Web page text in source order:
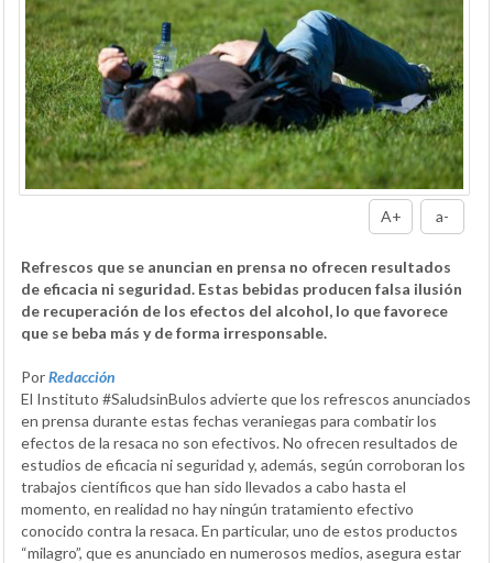
A+ a-
Refrescos que se anuncian en prensa no ofrecen resultados
de eficacia ni seguridad. Estas bebidas producen falsa ilusión
de recuperación de los efectos del alcohol, lo que favorece
que se beba más y de forma irresponsable.
PorRedacción
El Instituto #SaludsinBulos advierte que los refrescos anunciados
en prensa durante estas fechas veraniegas para combatir los
efectos de la resaca no son efectivos. No ofrecen resultados de
estudios de eficacia ni seguridad y, además, según corroboran los
trabajos científicos que han sido llevados a cabo hasta el
momento, en realidad no hay ningún tratamiento efectivo
conocido contra la resaca. En particular, uno de estos productos
“milagro”, que es anunciado en numerosos medios, asegura estar